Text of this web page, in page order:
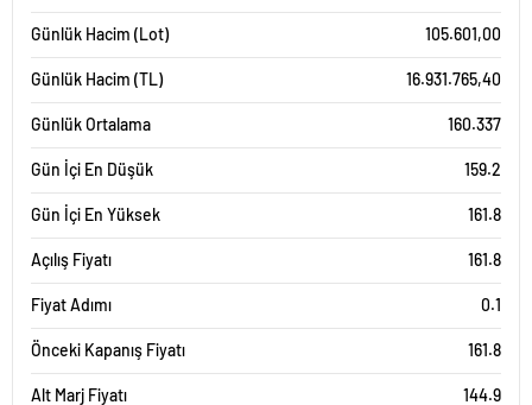
Günlük Hacim (Lot) 105.601,00
Günlük Hacim (TL) 16.931.765,40
Günlük Ortalama 160.337
Gün İçi En Düşük 159.2
Gün İçi En Yüksek 161.8
Açılış Fiyatı 161.8
Fiyat Adımı 0.1
Önceki Kapanış Fiyatı 161.8
Alt Marj Fiyatı 144.9